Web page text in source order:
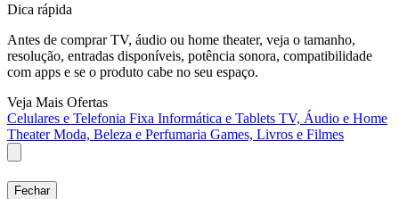
Dica rápida
Antes de comprar TV, áudio ou home theater, veja o tamanho,
resolução, entradas disponíveis, potência sonora, compatibilidade
com apps e se o produto cabe no seu espaço.
Veja Mais Ofertas
Celulares e Telefonia Fixa Informática e Tablets TV, Áudio e Home
TheaterModa, Beleza e Perfumaria Games, Livros e Filmes
Fechar